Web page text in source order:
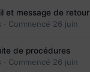
et message de retour
· Commencé 26 juin
de procédures
· Commencé 26 juin